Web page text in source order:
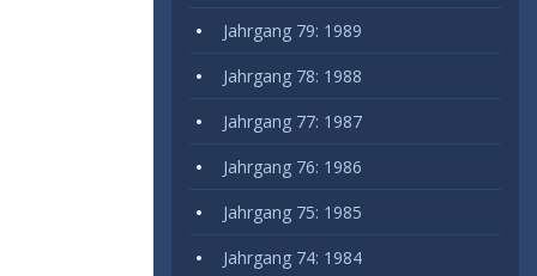
Jahrgang 79: 1989
Jahrgang 78: 1988
Jahrgang 77: 1987
Jahrgang 76: 1986
Jahrgang 75: 1985
Jahrgang 74: 1984